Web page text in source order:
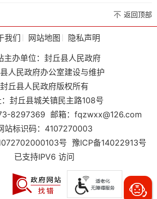
返回顶部
我们 网站地图
隐私声明
主办单位：封丘县人民政府
人民政府办公室建设与维护
封丘县人民政府版权所有
封丘县城关镇民主路108号
8297369 邮箱：fqzwxx@126.com
站标识码：4107270003
号 豫ICP备14022913号
已支持IPV6 访问